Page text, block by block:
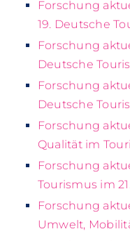
Forschung
19. Deutsche
Forschung
Deutsche
Forschung
Deutsche
Forschung
Qualität im
Forschung
Tourismus im
Forschung
Umwelt,